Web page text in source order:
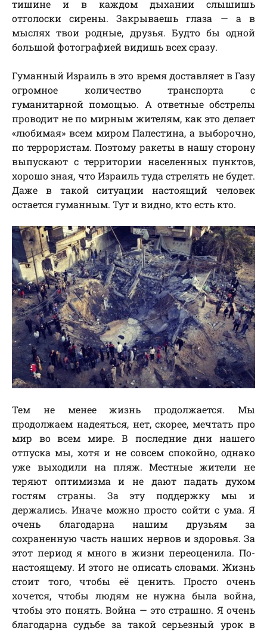
тишине и в каждом дыхании слышишь
отголоски сирены. Закрываешь глаза — а в
мыслях твои родные, друзья. Будто бы одной
большой фотографией видишь всех сразу.
Гуманный Израиль в это время доставляет в Газу
огромное количество транспорта с
гуманитарной помощью. А ответные обстрелы
проводит не по мирным жителям, как это делает
«любимая» всем миром Палестина, а выборочно,
по террористам. Поэтому ракеты в нашу сторону
выпускают с территории населенных пунктов,
хорошо зная, что Израиль туда стрелять не будет.
Даже в такой ситуации настоящий человек
остается гуманным. Тут и видно, кто есть кто.
Тем не менее жизнь продолжается. Мы
продолжаем надеяться, нет, скорее, мечтать про
мир во всем мире. В последние дни нашего
отпуска мы, хотя и не совсем спокойно, однако
уже выходили на пляж. Местные жители не
теряют оптимизма и не дают падать духом
гостям страны. За эту поддержку мы и
держались. Иначе можно просто сойти с ума. Я
очень благодарна нашим друзьям за
сохраненную часть наших нервов и здоровья. За
этот период я много в жизни переоценила. По-
настоящему. И этого не описать словами. Жизнь
стоит того, чтобы её ценить. Просто очень
хочется, чтобы людям не нужна была война,
чтобы это понять. Война — это страшно. Я очень
благодарна судьбе за такой серьезный урок в